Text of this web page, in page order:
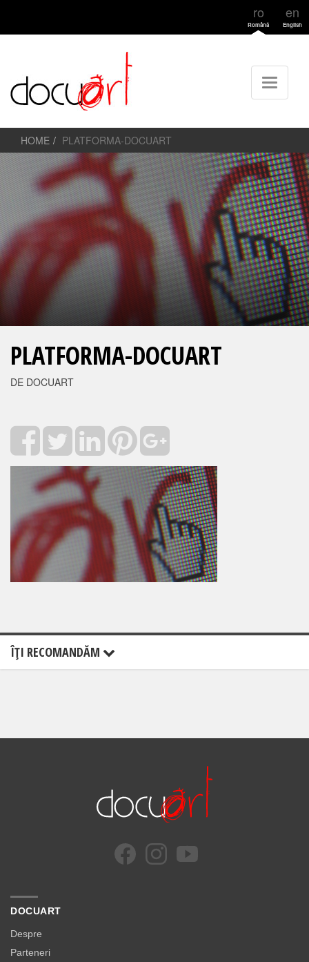
ro
Română
en
English
HOME PLATFORMA-DOCUART
PLATFORMA-DOCUART
DE DOCUART
ÎŢI RECOMANDĂM
DOCUART
Despre
Parteneri